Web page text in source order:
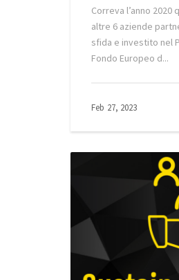
Correva l’anno
altre 6 aziende
sfida e investito nel
Fondo Europeo d...
Feb 27, 2023